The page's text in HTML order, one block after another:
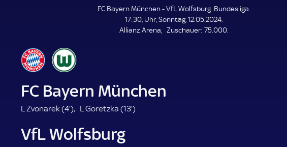
E
L
E
N
FC Bayern München - VfL Wolfsburg. Bundesliga.
17:30, Uhr, Sonntag, 12.05.2024.
Allianz Arena
Zuschauer: Z
75.000.
FC Bayern München
L Zvonarek (4'4
m
i
) L Goretzka (13'1)
VfL Wolfsburg